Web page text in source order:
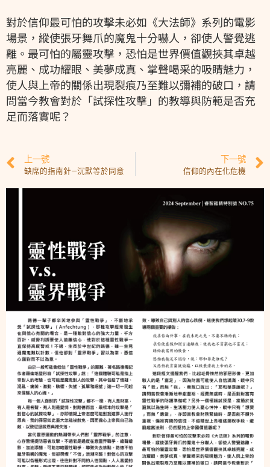
對於信仰最可怕的攻擊未必如《大法師》系列的電影
場景，縱使張牙舞爪的魔鬼十分嚇人，卻使人警覺逃
離。最可怕的屬靈攻擊，恐怕是世界價值觀挾其卓越
亮麗、成功耀眼、美夢成真、掌聲喝采的吸睛魅力，
使人與上帝的關係出現裂痕乃至難以彌補的破口，請
問當今教會對於「試探性攻擊」的教導與防範是否充
足而落實呢？
上一號
缺席的指南針—沉默等於同意
下一號
信仰的內在化危機